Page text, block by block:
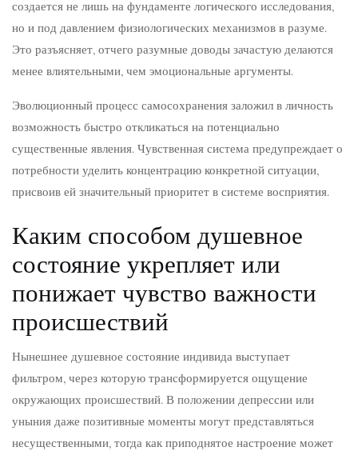
создается не лишь на фундаменте логического исследования,
но и под давлением физиологических механизмов в разуме.
Это разъясняет, отчего разумные доводы зачастую делаются
менее влиятельными, чем эмоциональные аргументы.
Эволюционный процесс самосохранения заложил в личность
возможность быстро откликаться на потенциально
существенные явления. Чувственная система предупреждает о
потребности уделить концентрацию конкретной ситуации,
присвоив ей значительный приоритет в системе восприятия.
Каким способом душевное
состояние укрепляет или
понижает чувство важности
происшествий
Нынешнее душевное состояние индивида выступает
фильтром, через которую трансформируется ощущение
окружающих происшествий. В положении депрессии или
уныния даже позитивные моменты могут представляться
несущественными, тогда как приподнятое настроение может